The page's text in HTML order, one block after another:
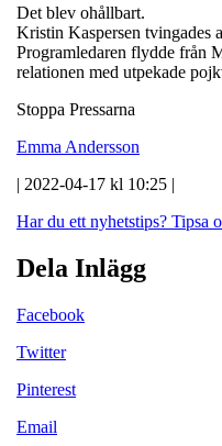
Det blev ohållbart.
Kristin Kaspersen tvingades
Programledaren flydde från
relationen med utpekade
Stoppa Pressarna
Emma Andersson
| 2022-04-17 kl 10:25 |
Har du ett nyhetstips? Tipsa
Dela Inlägg
Facebook
Twitter
Pinterest
Email